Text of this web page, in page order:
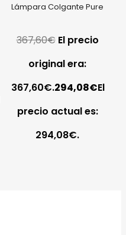
Lámpara Colgante Pure
367,60€ El precio
original era:
367,60€.294,08€El
precio actual es:
294,08€.